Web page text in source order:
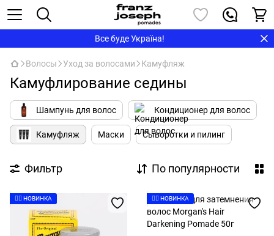
Все буде Україна!
Волосы Уход за волосами Камуфляж
Камуфлирование седины
Шампунь для волос Кондиционер для волос
Камуфляж Маски Сыворотки и пилинг
Фильтр По популярности
👉🏻 НОВИНКА 👉🏻 НОВИНКА